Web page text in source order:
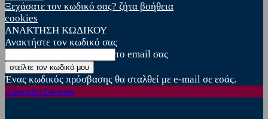
Ξεχάσατε τον κωδικό σας? ζήτα βοήθεια
cookies
ΑΝΑΚΤΗΣΗ ΚΩΔΙΚΟΥ
Ανακτήστε τον κωδικό σας
το email σας
Ένας κωδικός πρόσβασης θα σταλθεί με e-mail σε εσάς.
sporting24news